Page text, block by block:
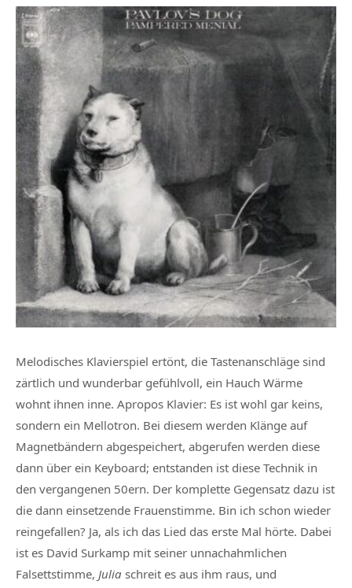
Melodisches Klavierspiel ertönt, die Tastenanschläge sind
zärtlich und wunderbar gefühlvoll, ein Hauch Wärme
wohnt ihnen inne. Apropos Klavier: Es ist wohl gar keins,
sondern ein Mellotron. Bei diesem werden Klänge auf
Magnetbändern abgespeichert, abgerufen werden diese
dann über ein Keyboard; entstanden ist diese Technik in
den vergangenen 50ern. Der komplette Gegensatz dazu ist
die dann einsetzende Frauenstimme. Bin ich schon wieder
reingefallen? Ja, als ich das Lied das erste Mal hörte. Dabei
ist es David Surkamp mit seiner unnachahmlichen
Falsettstimme, Julia schreit es aus ihm raus, und